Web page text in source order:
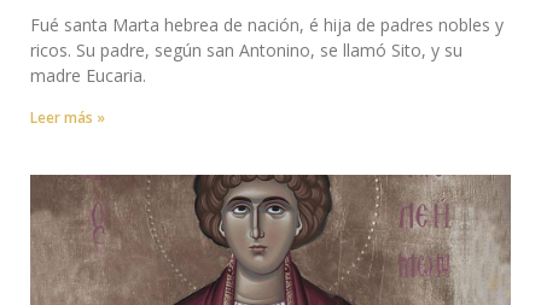
Fué santa Marta hebrea de nación, é hija de padres nobles y
ricos. Su padre, según san Antonino, se llamó Sito, y su
madre Eucaria.
Leer más »